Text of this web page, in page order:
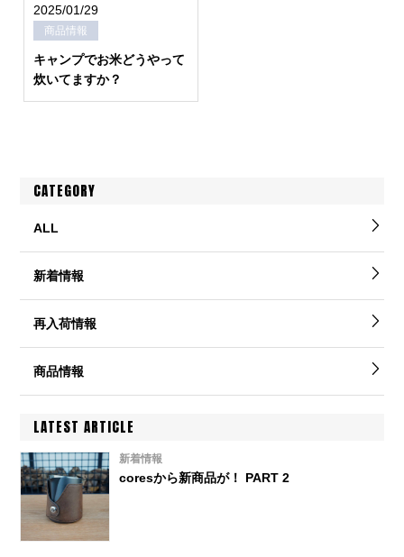
2025/01/29
商品情報
キャンプでお米どうやって
炊いてますか？
CATEGORY
ALL
新着情報
再入荷情報
商品情報
LATEST ARTICLE
新着情報
coresから新商品が！ PART 2